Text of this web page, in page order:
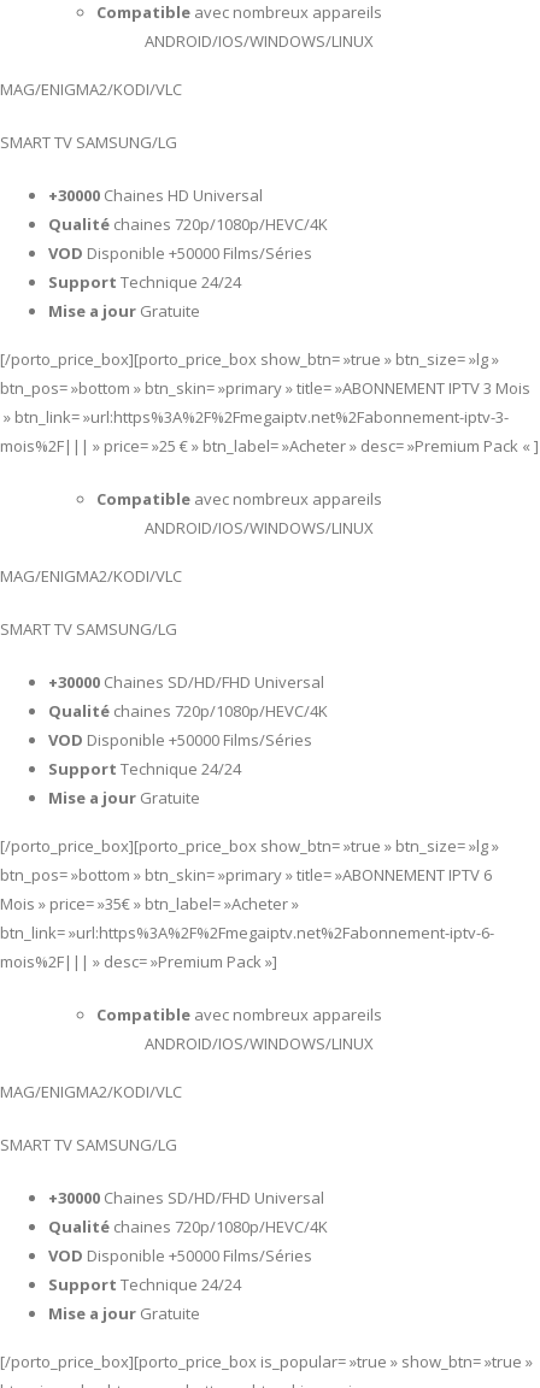
Compatible avec nombreux appareils
ANDROID/IOS/WINDOWS/LINUX
MAG/ENIGMA2/KODI/VLC
SMART TV SAMSUNG/LG
+30000 Chaines HD Universal
Qualité chaines 720p/1080p/HEVC/4K
VOD Disponible +50000 Films/Séries
Support Technique 24/24
Mise a jour Gratuite
[/porto_price_box][porto_price_box show_btn= »true » btn_size= »lg »
btn_pos= »bottom » btn_skin= »primary » title= »ABONNEMENT IPTV 3 Mois
» btn_link= »url:https%3A%2F%2Fmegaiptv.net%2Fabonnement-iptv-3-
mois%2F||| » price= »25 € » btn_label= »Acheter » desc= »Premium Pack « ]
Compatible avec nombreux appareils
ANDROID/IOS/WINDOWS/LINUX
MAG/ENIGMA2/KODI/VLC
SMART TV SAMSUNG/LG
+30000 Chaines SD/HD/FHD Universal
Qualité chaines 720p/1080p/HEVC/4K
VOD Disponible +50000 Films/Séries
Support Technique 24/24
Mise a jour Gratuite
[/porto_price_box][porto_price_box show_btn= »true » btn_size= »lg »
btn_pos= »bottom » btn_skin= »primary » title= »ABONNEMENT IPTV 6
Mois » price= »35€ » btn_label= »Acheter »
btn_link= »url:https%3A%2F%2Fmegaiptv.net%2Fabonnement-iptv-6-
mois%2F||| » desc= »Premium Pack »]
Compatible avec nombreux appareils
ANDROID/IOS/WINDOWS/LINUX
MAG/ENIGMA2/KODI/VLC
SMART TV SAMSUNG/LG
+30000 Chaines SD/HD/FHD Universal
Qualité chaines 720p/1080p/HEVC/4K
VOD Disponible +50000 Films/Séries
Support Technique 24/24
Mise a jour Gratuite
[/porto_price_box][porto_price_box is_popular= »true » show_btn= »true »